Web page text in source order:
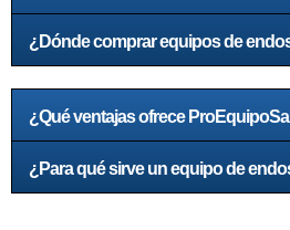
¿Dónde comprar equipos de
¿Qué ventajas ofrece
¿Para qué sirve un equipo de